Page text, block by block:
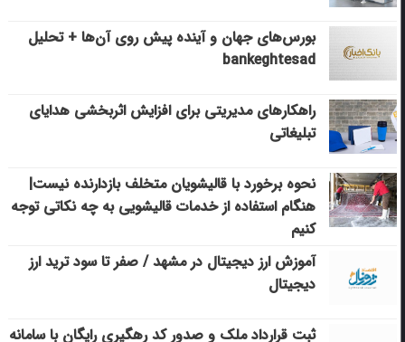
بورس‌های جهان و آینده پیش روی آن‌ها + تحلیل
bankeghtesad
راهکارهای مدیریتی برای افزایش اثربخشی هدایای
تبلیغاتی
نحوه برخورد با قالیشویان متخلف بازدارنده نیست|
هنگام استفاده از خدمات قالیشویی به چه نکاتی توجه
کنیم
آموزش ارز دیجیتال در مشهد / صفر تا سود ترید ارز
دیجیتال
ثبت قرارداد ملک و صدور کد رهگیری رایگان با سامانه